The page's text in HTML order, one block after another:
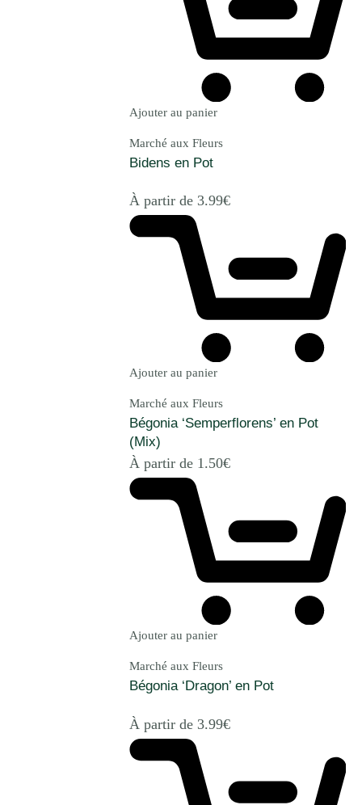
Ajouter au panier
Marché aux Fleurs
Bidens en Pot
À partir de 3.99€
Ajouter au panier
Marché aux Fleurs
Bégonia ‘Semperflorens’ en Pot
(Mix)
À partir de 1.50€
Ajouter au panier
Marché aux Fleurs
Bégonia ‘Dragon’ en Pot
À partir de 3.99€